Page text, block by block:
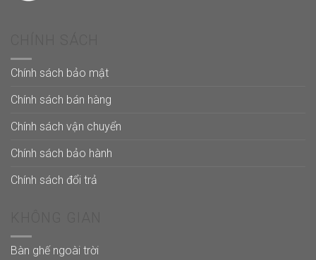
Chính sách bảo mật
Chính sách bán hàng
Chính sách vận chuyển
Chính sách bảo hành
Chính sách đổi trả
Bàn ghế ngoài trời